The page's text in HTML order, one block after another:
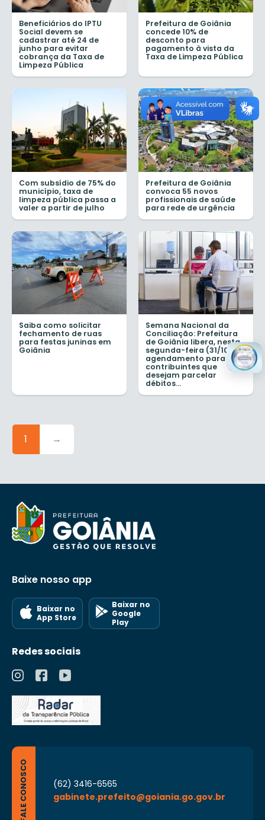
Beneficiários do IPTU
Social devem se
cadastrar até 24 de
junho para evitar
cobrança da Taxa de
Limpeza Pública
Prefeitura de Goiânia
concede 10% de
desconto para
pagamento à vista da
Taxa de Limpeza Pública
Com subsídio de 75% do
município, taxa de
limpeza pública passa a
valer a partir de julho
Prefeitura de Goiânia
convoca 55 novos
profissionais de saúde
para rede de urgência
Saiba como solicitar
fechamento de ruas
para festas juninas em
Goiânia
Semana Nacional da
Conciliação: Prefeitura
de Goiânia libera, nesta
segunda-feira (31/10),
agendamento para
contribuintes que
desejam parcelar
débitos...
1 →
Baixe nosso app
Baixar no
App Store
Baixar no
Google
Play
Redes sociais
FALE CONOSCO
(62) 3416-6565
gabinete.prefeito@goiania.go.gov.br